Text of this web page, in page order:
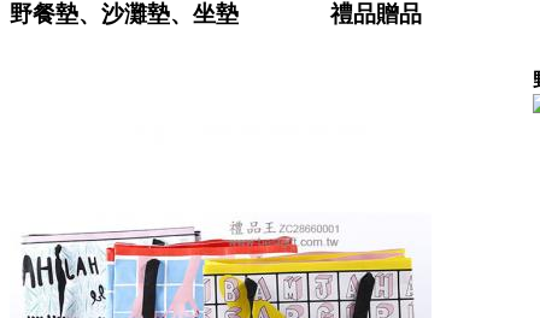
野餐墊、沙灘墊、坐墊 禮品贈品